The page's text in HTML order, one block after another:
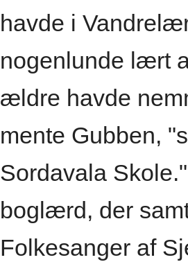
havde i
nogenlunde lært
ældre havde
mente Gubben,
Sordavala
boglærd, der
Folkesanger af